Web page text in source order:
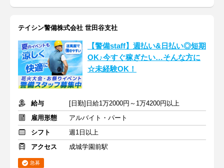
テイシン警備株式会社 世田谷支社
【警備staff】週払い&日払い◎短期
OK♪今すぐ稼ぎたい…そんな方に
☆未経験OK！
給与
[日勤]日給1万2000円～1万4200円以上
雇用形態
アルバイト・パート
シフト
週1日以上
アクセス
成城学園前駅
急募